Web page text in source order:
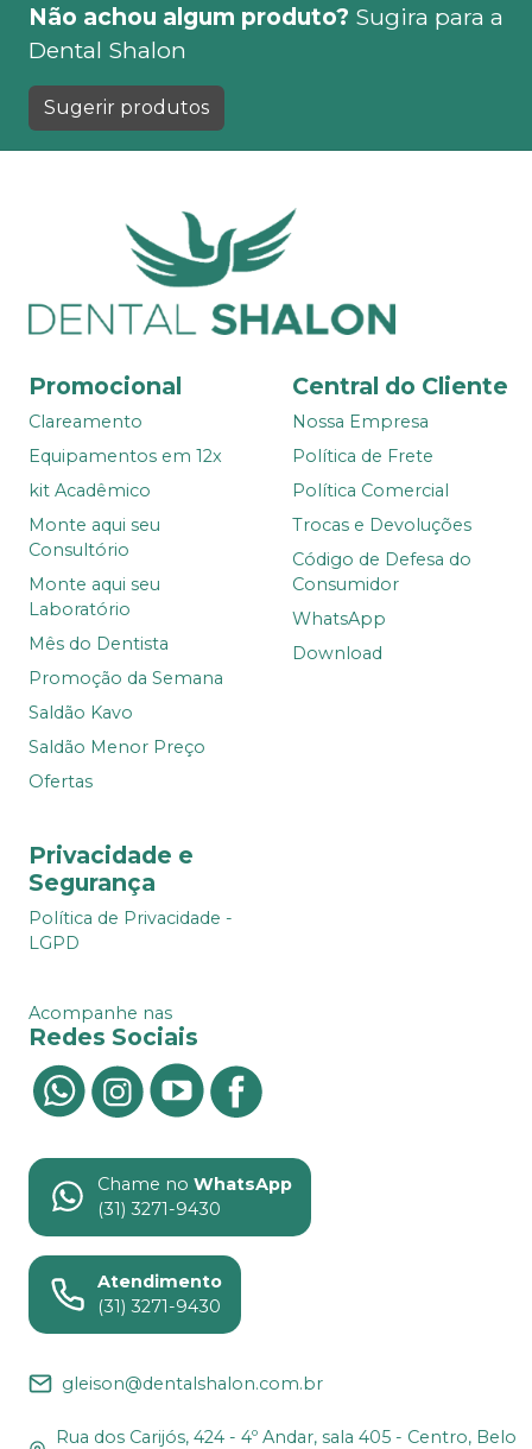
Não achou algum produto? Sugira para a
Dental Shalon
Sugerir produtos
Promocional
Clareamento
Equipamentos em 12x
kit Acadêmico
Monte aqui seu
Consultório
Monte aqui seu
Laboratório
Mês do Dentista
Promoção da Semana
Saldão Kavo
Saldão Menor Preço
Ofertas
Central do Cliente
Nossa Empresa
Política de Frete
Política Comercial
Trocas e Devoluções
Código de Defesa do
Consumidor
WhatsApp
Download
Privacidade e
Segurança
Política de Privacidade -
LGPD
Acompanhe nas
Redes Sociais
Chame no WhatsApp
(31) 3271-9430
Atendimento
(31) 3271-9430
gleison@dentalshalon.com.br
Rua dos Carijós, 424 - 4º Andar, sala 405 - Centro, Belo